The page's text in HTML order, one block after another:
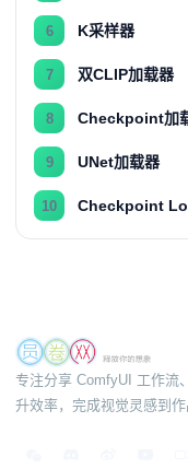
6 K采样器
7 双CLIP加载器
8 Checkpoint加
9 UNet加载器
10 Checkpoint
专注分享 ComfyUI 工作流
升效率，完成视觉灵感到作